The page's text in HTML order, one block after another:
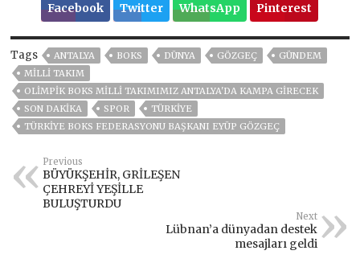
Facebook Twitter WhatsApp Pinterest
Tags ANTALYA BOKS DÜNYA GÖZGEÇ
GÜNDEM
MİLLİ TAKIM
OLİMPİK BOKS MİLLİ TAKIMIMIZ ANTALYA'DA KAMPA GİRECEK
SON DAKIKA
SPOR
TÜRKİYE
TÜRKIYE BOKS FEDERASYONU BAŞKANI EYÜP GÖZGEÇ
Previous
BÜYÜKŞEHİR, GRİLEŞEN
ÇEHREYİ YEŞİLLE
BULUŞTURDU
Next
Lübnan’a dünyadan destek
mesajları geldi